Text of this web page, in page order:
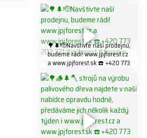
K8W5t7i6o ☎️ +420 773 202
321 #jpjforest #forsmw
#firewood #
🌳🌲🫡Navštivte naší prodejnu,
budeme rádi! www.jpjforest.cz
a www.jpjforest.sk ☎️ +420 773
#biojack #regon #vahvajussi